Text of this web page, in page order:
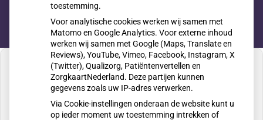
U heeft geen toestemming gegeven voor
externe inhoud die nodig is om dit te zien.
toestemming.
Voor analytische cookies werken wij samen met
Matomo en Google Analytics. Voor externe inhoud
werken wij samen met Google (Maps, Translate en
Reviews), YouTube, Vimeo, Facebook, Instagram, X
(Twitter), Qualizorg, Patiëntenvertellen en
ZorgkaartNederland. Deze partijen kunnen
gegevens zoals uw IP-adres verwerken.
Via Cookie-instellingen onderaan de website kunt u
op ieder moment uw toestemming intrekken of